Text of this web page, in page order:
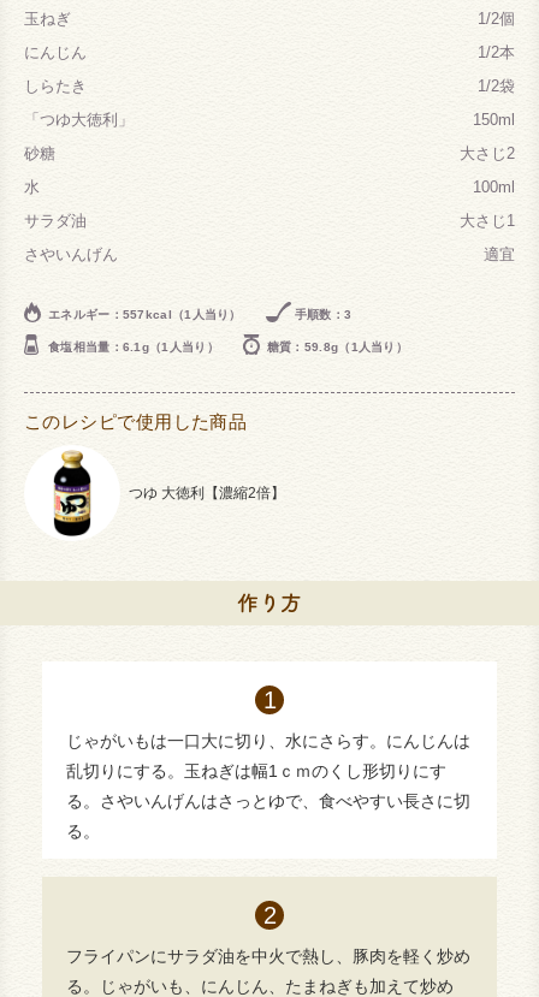
玉ねぎ
1/2個
にんじん
1/2本
しらたき
1/2袋
「つゆ大徳利」
150ml
砂糖
大さじ2
水
100ml
サラダ油
大さじ1
さやいんげん
適宜
エネルギー：557kcal（1人当り） 手順数：3
食塩相当量：6.1g（1人当り） 糖質：59.8g（1人当り）
このレシピで使用した商品
つゆ 大徳利【濃縮2倍】
じゃがいもは一口大に切り、水にさらす。にんじんは
乱切りにする。玉ねぎは幅1ｃｍのくし形切りにす
る。さやいんげんはさっとゆで、食べやすい長さに切
る。
フライパンにサラダ油を中火で熱し、豚肉を軽く炒め
る。じゃがいも、にんじん、たまねぎも加えて炒め